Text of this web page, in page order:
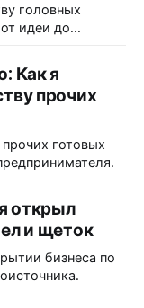
головных
идеи до
Как я
прочих
готовых
открыл
и щеток
бизнеса по